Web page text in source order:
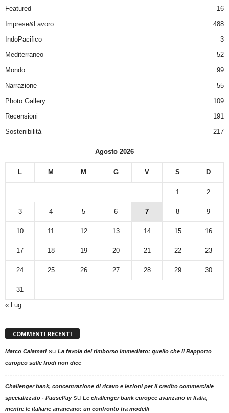
Featured
16
Imprese&Lavoro
488
IndoPacifico
3
Mediterraneo
52
Mondo
99
Narrazione
55
Photo Gallery
109
Recensioni
191
Sostenibilità
217
Agosto 2026
L M M G V S D
1 2
3 4 5 6 7 8 9
10 11 12 13 14 15 16
17 18 19 20 21 22 23
24 25 26 27 28 29 30
31
« Lug
COMMENTI RECENTI
Marco Calamarisu La favola del rimborso immediato: quello che il Rapporto
europeo sulle frodi non dice
Challenger bank, concentrazione di ricavo e lezioni per il credito commerciale
specializzato - PausePaysu Le challenger bank europee avanzano in Italia,
mentre le italiane arrancano: un confronto tra modelli